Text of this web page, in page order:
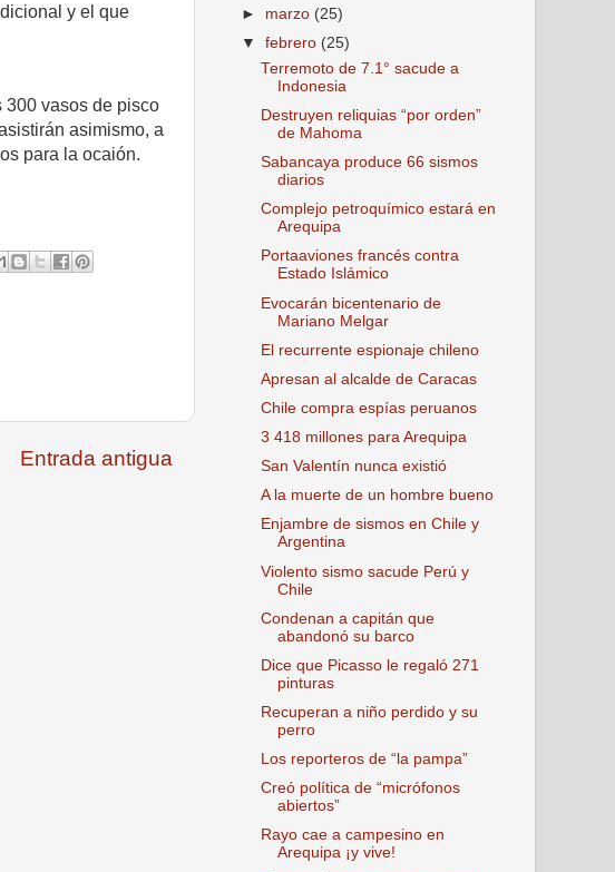
y el que
300 vasos de pisco
asimismo, a
para la ocaión.
Entrada antigua
► marzo (25)
▼febrero (25)
Terremoto de 7.1° sacude a
Indonesia
Destruyen reliquias “por orden”
de Mahoma
Sabancaya produce 66 sismos
diarios
Complejo petroquímico estará en
Arequipa
Portaaviones francés contra
Estado Islámico
Evocarán bicentenario de
Mariano Melgar
El recurrente espionaje chileno
Apresan al alcalde de Caracas
Chile compra espías peruanos
3 418 millones para Arequipa
San Valentín nunca existió
A la muerte de un hombre bueno
Enjambre de sismos en Chile y
Argentina
Violento sismo sacude Perú y
Chile
Condenan a capitán que
abandonó su barco
Dice que Picasso le regaló 271
pinturas
Recuperan a niño perdido y su
perro
Los reporteros de “la pampa”
Creó política de “micrófonos
abiertos”
Rayo cae a campesino en
Arequipa ¡y vive!